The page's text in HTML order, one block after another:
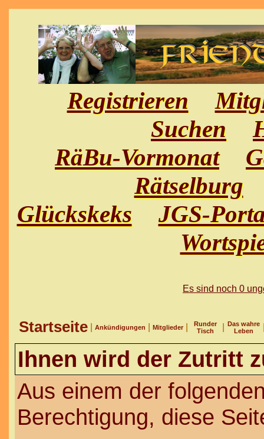
Registrieren
Suchen
RäBu-Vormonat
Rätselburg
Glückskeks
JGS-
Es sind noch 0
Startseite Ankündigungen Mitglieder
Runder
Tisch
Das wahre
Leben
Ihnen wird der Zutritt
Aus einem der
Berechtigung, diese